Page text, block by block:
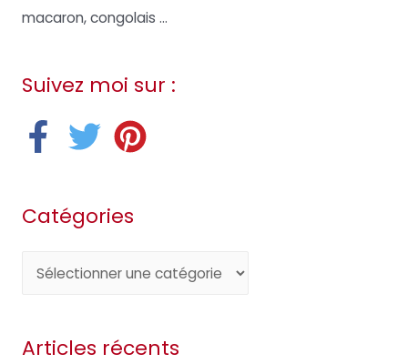
macaron, congolais ...
Suivez moi sur :
Catégories
é
Articles récents